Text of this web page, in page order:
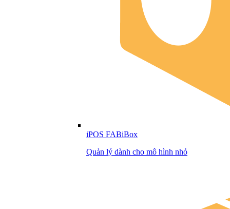
iPOS FABiBox
Quản lý dành cho mô hình nhỏ